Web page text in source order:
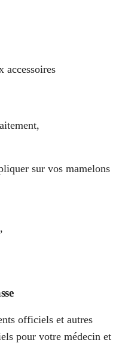
accessoires
sur vos mamelons
officiels et autres
pour votre médecin et